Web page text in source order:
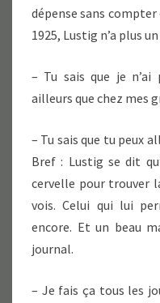
dépense sans compter
1925, Lustig n’a plus
– Tu sais que je n’ai
ailleurs que chez mes
– Tu sais que tu peux
Bref : Lustig se dit
cervelle pour trouver
vois. Celui qui lui
encore. Et un beau
journal.
– Je fais ça tous les